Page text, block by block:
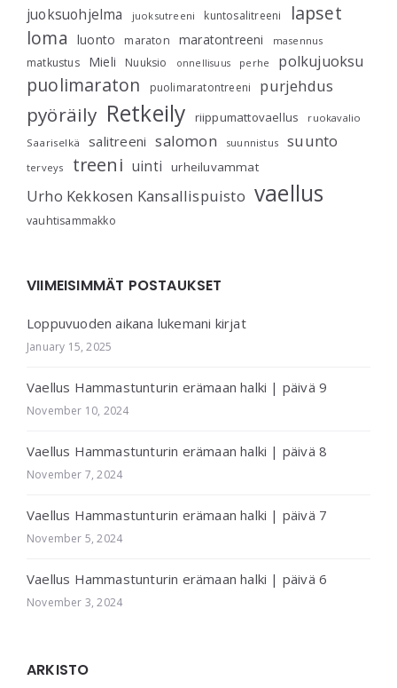
juoksuohjelma juoksutreeni kuntosalitreeni
lapset
loma
luonto maraton maratontreeni masennus
matkustus Mieli Nuuksio onnellisuus perhe polkujuoksu
puolimaraton puolimaratontreeni purjehdus
pyöräily Retkeily riippumattovaellus
ruokavalio
Saariselkä
salitreeni salomon suunnistus suunto
terveys treeni uinti urheiluvammat
Urho Kekkosen Kansallispuisto vaellus
vauhtisammakko
VIIMEISIMMÄT POSTAUKSET
Loppuvuoden aikana lukemani kirjat
January 15, 2025
Vaellus Hammastunturin erämaan halki | päivä 9
November 10, 2024
Vaellus Hammastunturin erämaan halki | päivä 8
November 7, 2024
Vaellus Hammastunturin erämaan halki | päivä 7
November 5, 2024
Vaellus Hammastunturin erämaan halki | päivä 6
November 3, 2024
ARKISTO